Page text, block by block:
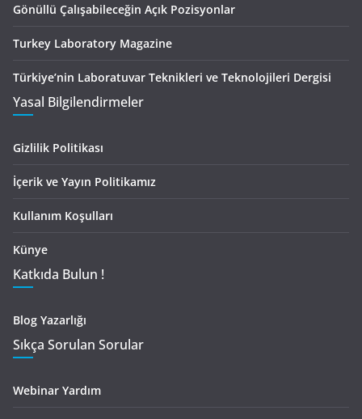
Gönüllü Çalışabileceğin Açık Pozisyonlar
Turkey Laboratory Magazine
Türkiye’nin Laboratuvar Teknikleri ve Teknolojileri Dergisi
Yasal Bilgilendirmeler
Gizlilik Politikası
İçerik ve Yayın Politikamız
Kullanım Koşulları
Künye
Katkıda Bulun !
Blog Yazarlığı
Sıkça Sorulan Sorular
Webinar Yardım